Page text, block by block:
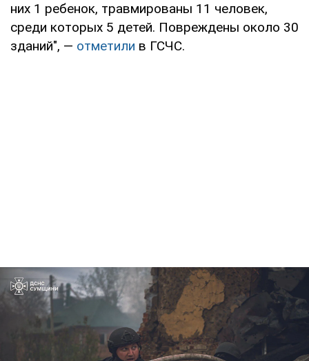
них 1 ребенок, травмированы 11 человек,
среди которых 5 детей. Повреждены около 30
зданий", — отметили в ГСЧС.